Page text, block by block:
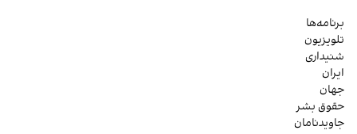
برنامه‌ها
تلویزیون
شنیداری
ایران
جهان
حقوق بشر
جاویدنامان